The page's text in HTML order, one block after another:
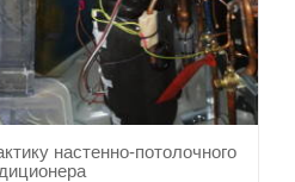
настенно-потолочного